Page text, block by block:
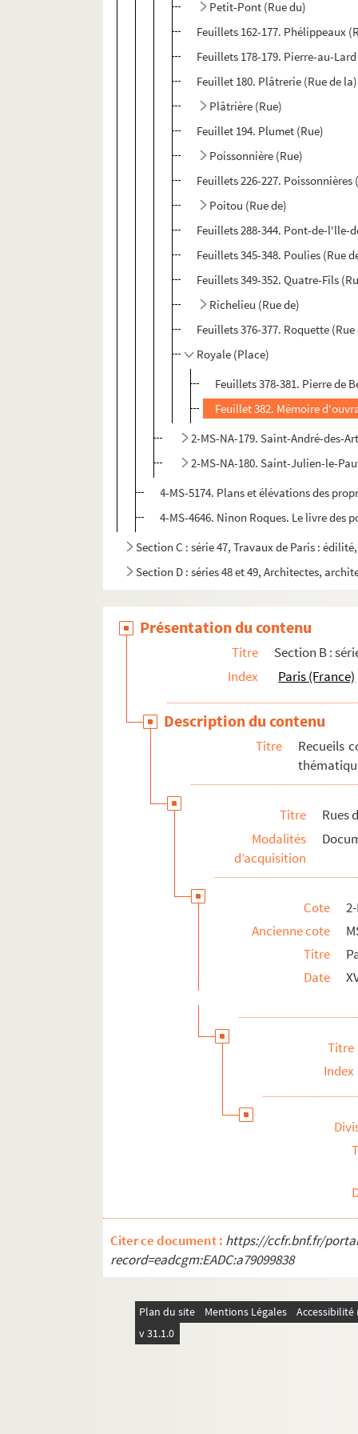
Petit-Pont (Rue du)
Feuillets 162-177. Phélippeaux
Feuillets 178-179. Pierre-au-
Feuillet 180. Plâtrerie (Rue de la)
Plâtrière (Rue)
Feuillet 194. Plumet (Rue)
Poissonnière (Rue)
Feuillets 226-227. Poissonnières
Poitou (Rue de)
Feuillets 288-344. Pont-de-l'lle-
Feuillets 345-348. Poulies (Rue
Feuillets 349-352. Quatre-Fils
Richelieu (Rue de)
Feuillets 376-377. Roquette
Royale (Place)
Feuillets 378-381. Pierre de
Feuillet 382. Mémoire
2-MS-NA-179. Saint-André-des-
2-MS-NA-180. Saint-Julien-le-
4-MS-5174. Plans et élévations des
4-MS-4646. Ninon Roques. Le livre des
Section C : série 47, Travaux de Paris :
Section D : séries 48 et 49, Architectes,
Présentation du contenu
Titre
Section B :
Index
Paris (France)
Description du contenu
Titre
Recueils
Titre
Rues
Modalités
d’acquisition
Cote
Ancienne cote
Titre
Date
Titre
Index
Citer ce document : https://ccfr.bnf.fr/
record=eadcgm:EADC:a79099838
Plan du site Mentions Légales
v 31.1.0